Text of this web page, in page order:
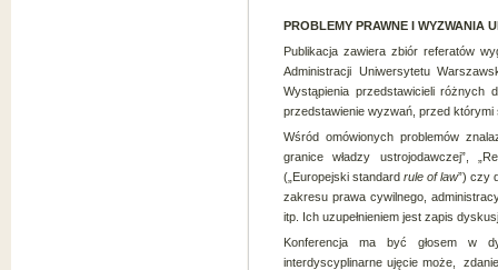
PROBLEMY PRAWNE I WYZWANIA
Publikacja zawiera zbiór referatów
Administracji Uniwersytetu
Wystąpienia przedstawicieli różnych
przedstawienie wyzwań, przed którymi
Wśród omówionych problemów
granice władzy ustrojodawczej”,
(„Europejski standard rule of law”) czy
zakresu prawa cywilnego,
itp. Ich uzupełnieniem jest zapis
Konferencja ma być głosem w
interdyscyplinarne ujęcie może,